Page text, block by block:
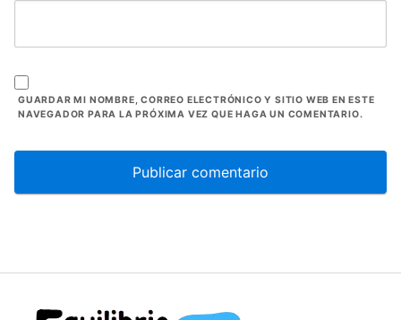
GUARDAR MI NOMBRE, CORREO ELECTRÓNICO Y SITIO WEB EN ESTE
NAVEGADOR PARA LA PRÓXIMA VEZ QUE HAGA UN COMENTARIO.